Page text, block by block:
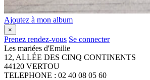
Ajoutez à mon album
×
Prenez rendez-vous Se connecter
Les mariées d'Emilie
12, ALLÉE DES CINQ CONTINENTS
44120 VERTOU
TELEPHONE : 02 40 08 05 60